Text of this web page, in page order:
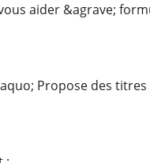
aider &agrave;
Propose des